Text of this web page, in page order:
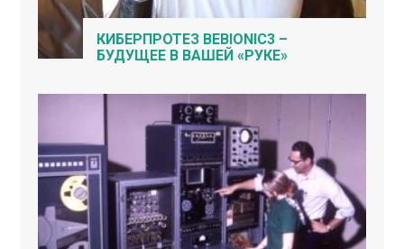
КИБЕРПРОТЕЗ BEBIONIC3 –
БУДУЩЕЕ В ВАШЕЙ «РУКЕ»